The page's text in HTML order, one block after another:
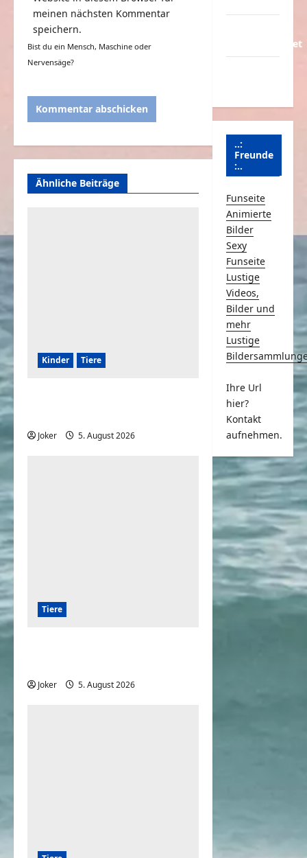
meinen nächsten Kommentar
speichern.
Bist du ein Mensch, Maschine oder
Nervensäge?
Ähnliche Beiträge
Kinder Tiere
Joker 5. August 2026
Tiere
Joker 5. August 2026
Schmunzeln.net
..:
Freunde
:..
Funseite
Animierte
Bilder
Sexy
Funseite
Lustige
Videos,
Bilder und
mehr
Lustige
Ihre Url
hier?
Kontakt
aufnehmen.